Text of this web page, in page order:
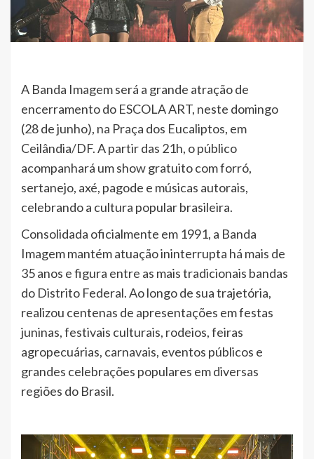
A Banda Imagem será a grande atração de
encerramento do ESCOLA ART, neste domingo
(28 de junho), na Praça dos Eucaliptos, em
Ceilândia/DF. A partir das 21h, o público
acompanhará um show gratuito com forró,
sertanejo, axé, pagode e músicas autorais,
celebrando a cultura popular brasileira.
Consolidada oficialmente em 1991, a Banda
Imagem mantém atuação ininterrupta há mais de
35 anos e figura entre as mais tradicionais bandas
do Distrito Federal. Ao longo de sua trajetória,
realizou centenas de apresentações em festas
juninas, festivais culturais, rodeios, feiras
agropecuárias, carnavais, eventos públicos e
grandes celebrações populares em diversas
regiões do Brasil.